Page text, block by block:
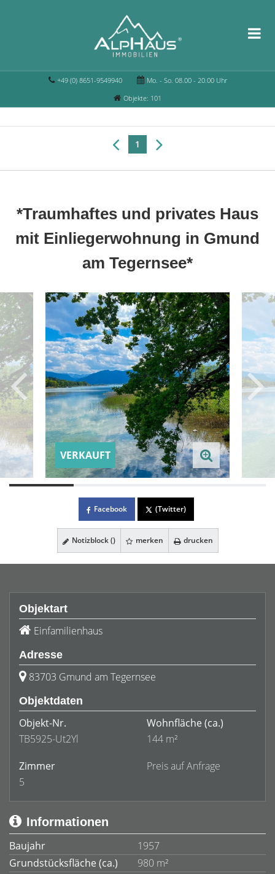
+49 (0) 8651-9549940
Mo. - So. 08.00 - 20.00 Uhr
Objekte: 101
1
*Traumhaftes und privates Haus
mit Einliegerwohnung in Gmund
am Tegernsee*
VERKAUFT
Facebook (Twitter)
Notizblock () merken drucken
Objektart
Einfamilienhaus
Adresse
83703 Gmund am Tegernsee
Objektdaten
Objekt-Nr.
TB5925-Ut2Yl
Wohnfläche (ca.)
144 m²
Zimmer
5
Preis auf Anfrage
Informationen
Baujahr
1957
Grundstücksfläche (ca.)
980 m²